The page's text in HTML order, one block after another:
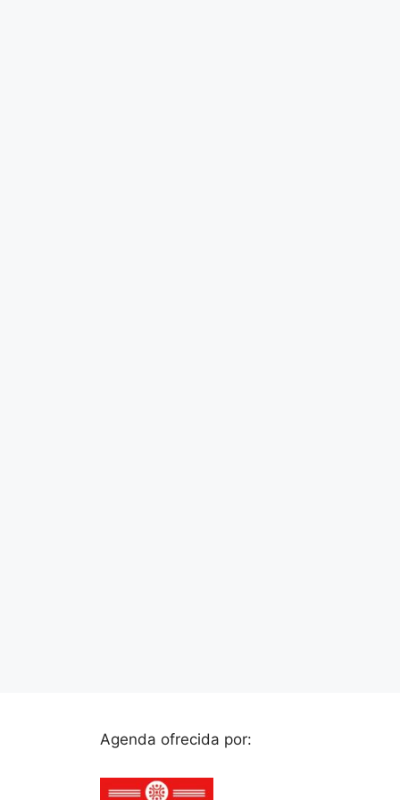
Agenda ofrecida por: